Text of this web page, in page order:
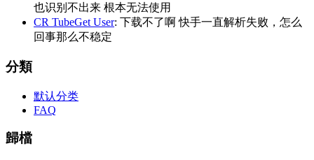
也识别不出来 根本无法使用
CR TubeGet User: 下载不了啊 快手一直解析失败，怎么
回事那么不稳定
分類
默认分类
FAQ
歸檔